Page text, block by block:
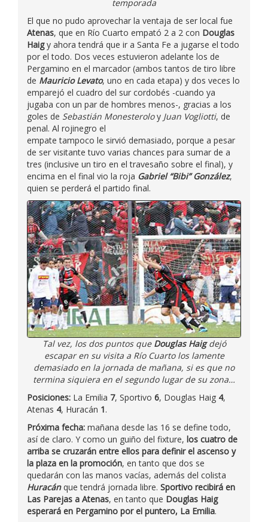
temporada
El que no pudo aprovechar la ventaja de ser local fue
Atenas, que en Río Cuarto empató 2 a 2 con Douglas
Haigy ahora tendrá que ir a Santa Fe a jugarse el todo
por el todo. Dos veces estuvieron adelante los de
Pergamino en el marcador (ambos tantos de tiro libre
de Mauricio Levato, uno en cada etapa) y dos veces lo
emparejó el cuadro del sur cordobés -cuando ya
jugaba con un par de hombres menos-, gracias a los
goles de Sebastián Monesteroloy Juan Vogliotti, de
penal. Al rojinegro el
empate tampoco le sirvió demasiado, porque a pesar
de ser visitante tuvo varias chances para sumar de a
tres (inclusive un tiro en el travesaño sobre el final), y
encima en el final vio la roja Gabriel “Bibi” González,
quien se perderá el partido final.
Tal vez, los dos puntos que Douglas Haigdejó
escapar en su visita a Río Cuarto los lamente
demasiado en la jornada de mañana, si es que no
termina siquiera en el segundo lugar de su zona…
Posiciones: La Emilia 7, Sportivo 6, Douglas Haig 4,
Atenas 4, Huracán 1.
Próxima fecha: mañana desde las 16 se define todo,
así de claro. Y como un guiño del fixture, los cuatro de
arriba se cruzarán entre ellos para definir el ascenso y
la plaza en la promoción, en tanto que dos se
quedarán con las manos vacías, además del colista
Huracánque tendrá jornada libre. Sportivo recibirá en
Las Parejas a Atenas, en tanto que Douglas Haig
esperará en Pergamino por el puntero, La Emilia.